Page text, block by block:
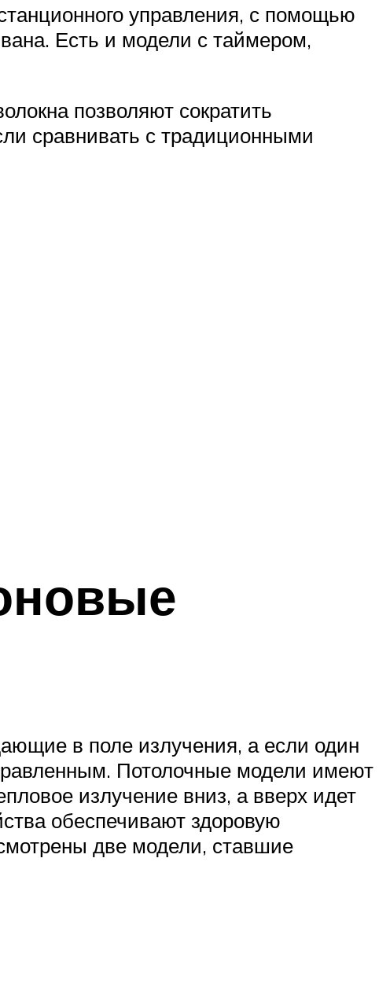
управления, с помощью
Есть и модели с таймером,
позволяют сократить
сравнивать с традиционными
в поле излучения, а если один
Потолочные модели имеют
излучение вниз, а вверх идет
обеспечивают здоровую
две модели, ставшие